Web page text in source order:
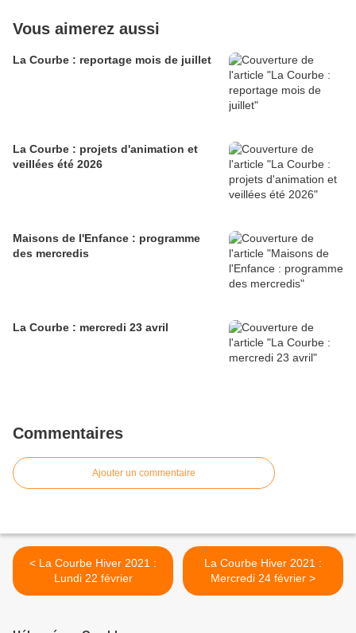
Vous aimerez aussi
La Courbe : reportage mois de juillet
La Courbe : projets d'animation et
veillées été 2026
Maisons de l'Enfance : programme
des mercredis
La Courbe : mercredi 23 avril
Commentaires
Ajouter un commentaire
< La Courbe Hiver 2021 :
Lundi 22 février
La Courbe Hiver 2021 :
Mercredi 24 février >